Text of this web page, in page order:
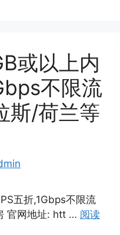
或以上内
不限流
斯/荷兰等
五折,1Gbps不限流
官网地址: htt … 阅读